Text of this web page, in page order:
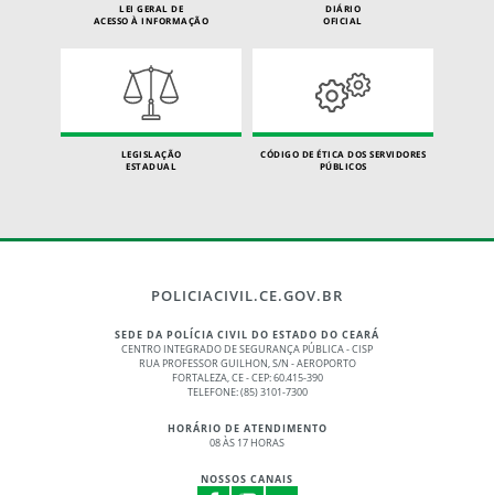
LEI GERAL DE
ACESSO À INFORMAÇÃO
DIÁRIO
OFICIAL
LEGISLAÇÃO
ESTADUAL
CÓDIGO DE ÉTICA DOS SERVIDORES
PÚBLICOS
POLICIACIVIL.CE.GOV.BR
SEDE DA POLÍCIA CIVIL DO ESTADO DO CEARÁ
CENTRO INTEGRADO DE SEGURANÇA PÚBLICA - CISP
RUA PROFESSOR GUILHON, S/N - AEROPORTO
FORTALEZA, CE - CEP: 60.415-390
TELEFONE: (85) 3101-7300
HORÁRIO DE ATENDIMENTO
08 ÀS 17 HORAS
NOSSOS CANAIS